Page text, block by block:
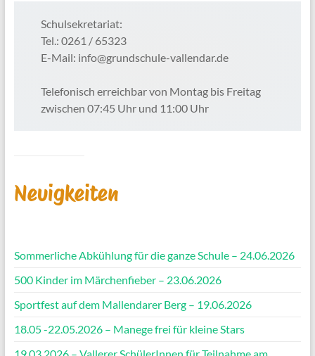
Schulsekretariat:
Tel.: 0261 / 65323
E-Mail: info@grundschule-vallendar.de
Telefonisch erreichbar von Montag bis Freitag
zwischen 07:45 Uhr und 11:00 Uhr
Neuigkeiten
Sommerliche Abkühlung für die ganze Schule – 24.06.2026
500 Kinder im Märchenfieber – 23.06.2026
Sportfest auf dem Mallendarer Berg – 19.06.2026
18.05 -22.05.2026 – Manege frei für kleine Stars